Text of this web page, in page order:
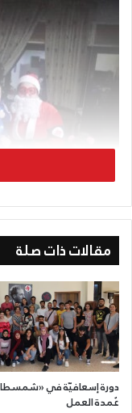
مقالات ذات صلة
دورة إسعافيّة في
عُمدة العمل